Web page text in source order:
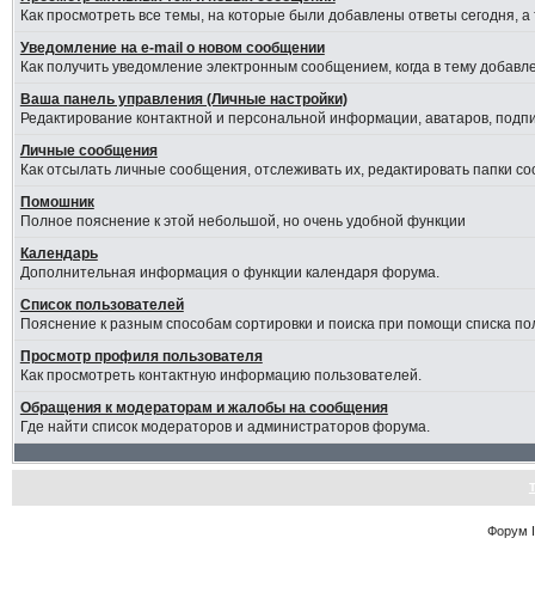
Как просмотреть все темы, на которые были добавлены ответы сегодня,
Уведомление на е-mail о новом сообщении
Как получить уведомление электронным сообщением, когда в тему
Ваша панель управления (Личные настройки)
Редактирование контактной и персональной информации, аватаров,
Личные сообщения
Как отсылать личные сообщения, отслеживать их, редактировать папки
Помошник
Полное пояснение к этой небольшой, но очень удобной функции
Календарь
Дополнительная информация о функции календаря форума.
Список пользователей
Пояснение к разным способам сортировки и поиска при помощи списка
Просмотр профиля пользователя
Как просмотреть контактную информацию пользователей.
Обращения к модераторам и жалобы на сообщения
Где найти список модераторов и администраторов форума.
Форум